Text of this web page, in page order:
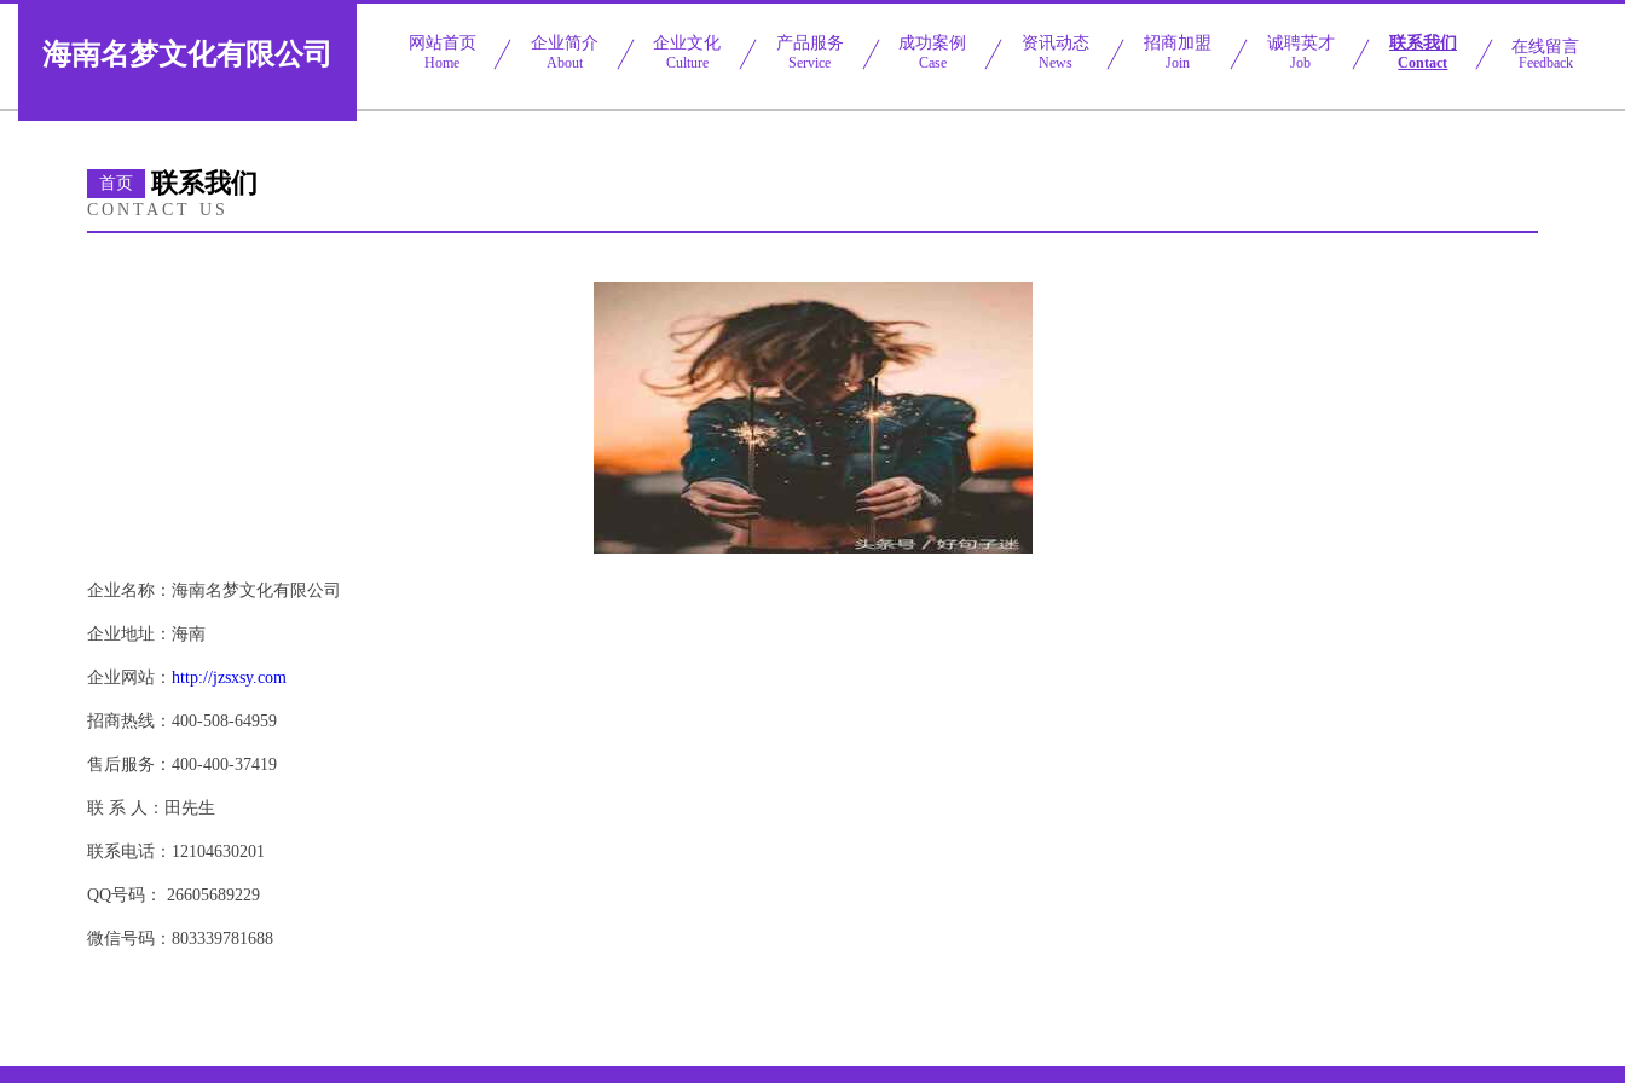
海南名梦文化有限公司 网站首页
Home
企业简介
About
企业文化
Culture
产品服务
Service
成功案例
Case
资讯动态
News
招商加盟
Join
诚聘英才
Job
联系我们
Contact
在线留言
Feedback
首页 联系我们
CONTACT US
企业名称：海南名梦文化有限公司
企业地址：海南
企业网站： http://jzsxsy.com
招商热线：400-508-64959
售后服务：400-400-37419
联 系 人：田先生
联系电话：12104630201
QQ号码： 26605689229
微信号码：803339781688